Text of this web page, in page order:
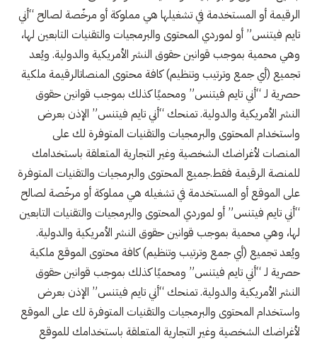
الرقيمة أو المستخدمة في تشغيلها هي مملوكة أو مرخّصة لصالح “أني
تايم فيتنس” أو لموردي المحتوى والبرمجيات والتقنيات التابعين لها،
وهي محمية بموجب قوانين حقوق النشر الأمريكية والدولية. ويُعد
تجميع (أي جمع وترتيب وتنظيم) كافة محتوى المنصاتالرقيمة ملكية
حصرية لـ “أني تايم فيتنس” ومحميًا كذلك بموجب قوانين حقوق
النشر الأمريكية والدولية. تمنحك “أني تايم فيتنس” الإذن بعرض
واستخدام المحتوى والبرمجيات والتقنيات المتوفرة لك على
المنصات لأغراضك الشخصية وغير التجارية المتعلقة باستخدامك
للمنصة الرقيمة فقط.جميع المحتوى والبرمجيات والتقنيات المتوفرة
على الموقع أو المستخدمة في تشغيله هي مملوكة أو مرخّصة لصالح
“أني تايم فيتنس” أو لموردي المحتوى والبرمجيات والتقنيات التابعين
لها، وهي محمية بموجب قوانين حقوق النشر الأمريكية والدولية.
ويُعد تجميع (أي جمع وترتيب وتنظيم) كافة محتوى الموقع ملكية
حصرية لـ “أني تايم فيتنس” ومحميًا كذلك بموجب قوانين حقوق
النشر الأمريكية والدولية. تمنحك “أني تايم فيتنس” الإذن بعرض
واستخدام المحتوى والبرمجيات والتقنيات المتوفرة لك على الموقع
لأغراضك الشخصية وغير التجارية المتعلقة باستخدامك للموقع